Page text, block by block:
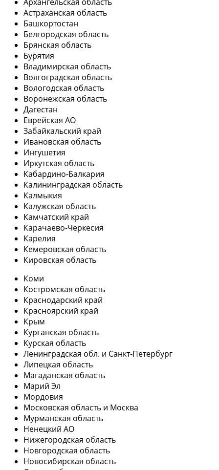
Астраханская область
Башкортостан
Белгородская область
Брянская область
Бурятия
Владимирская область
Волгоградская область
Вологодская область
Воронежская область
Дагестан
Еврейская АО
Забайкальский край
Ивановская область
Ингушетия
Иркутская область
Кабардино-Балкария
Калининградская область
Калмыкия
Калужская область
Камчатский край
Карачаево-Черкесия
Карелия
Кемеровская область
Кировская область
Коми
Костромская область
Краснодарский край
Красноярский край
Крым
Курганская область
Курская область
Ленинградская обл. и Санкт-Петербург
Липецкая область
Магаданская область
Марий Эл
Мордовия
Московская область и Москва
Мурманская область
Ненецкий АО
Нижегородская область
Новгородская область
Новосибирская область